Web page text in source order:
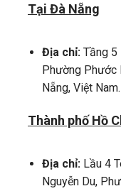
Tại Đà Nẵng
Địa chỉ: Tầng 5
Phường Phước
Nẵng, Việt Nam.
Thành phố Hồ
Địa chỉ: Lầu 4
Nguyễn Du,